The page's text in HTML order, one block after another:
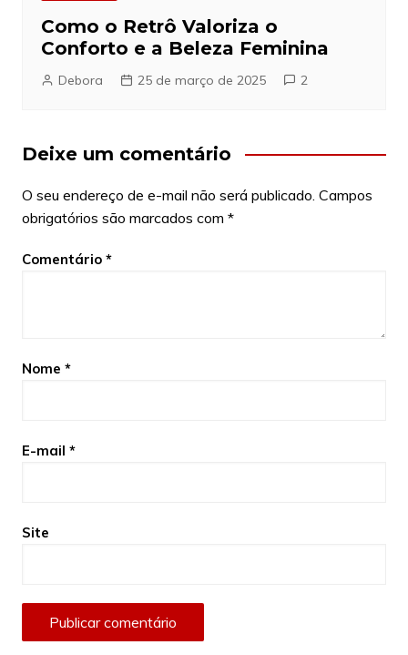
Como o Retrô Valoriza o
Conforto e a Beleza Feminina
Debora 25 de março de 2025 2
Deixe um comentário
O seu endereço de e-mail não será publicado. Campos
obrigatórios são marcados com *
Comentário *
Nome *
E-mail *
Site